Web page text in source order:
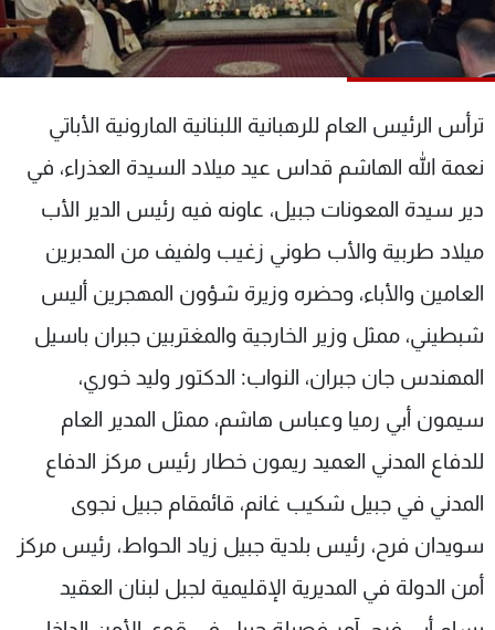
ترأس الرئيس العام للرهبانية اللبنانية المارونية الأباتي
نعمة الله الهاشم قداس عيد ميلاد السيدة العذراء، في
دير سيدة المعونات جبيل، عاونه فيه رئيس الدير الأب
ميلاد طربية والأب طوني زغيب ولفيف من المدبرين
العامين والأباء، وحضره وزيرة شؤون المهجرين أليس
شبطيني، ممثل وزير الخارجية والمغتربين جبران باسيل
المهندس جان جبران، النواب: الدكتور وليد خوري،
سيمون أبي رميا وعباس هاشم، ممثل المدير العام
للدفاع المدني العميد ريمون خطار رئيس مركز الدفاع
المدني في جبيل شكيب غانم، قائمقام جبيل نجوى
سويدان فرح، رئيس بلدية جبيل زياد الحواط، رئيس مركز
أمن الدولة في المديرية الإقليمية لجبل لبنان العقيد
شاهد البرامج
الترددات
عن MTV
لاعلاناتكم
وظائف
شروط الإسـتخدام